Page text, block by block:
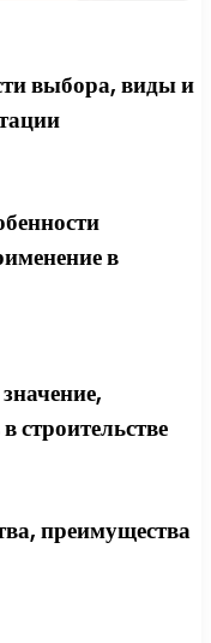
выбора, виды и
в
строительстве
преимущества